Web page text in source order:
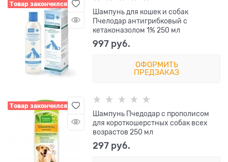
Товар закончился
Шампунь для кошек и собак
Пчелодар антигрибковый с
кетаконазолом 1% 250 мл
997 руб.
ОФОРМИТЬ
ПРЕДЗАКАЗ
Товар закончился
Шампунь Пчедодар с прополисом
для короткошерстных собак всех
возрастов 250 мл
297 руб.